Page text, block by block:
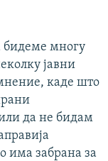
бидеме многу
јавни
каде што
да не бидам
има забрана за